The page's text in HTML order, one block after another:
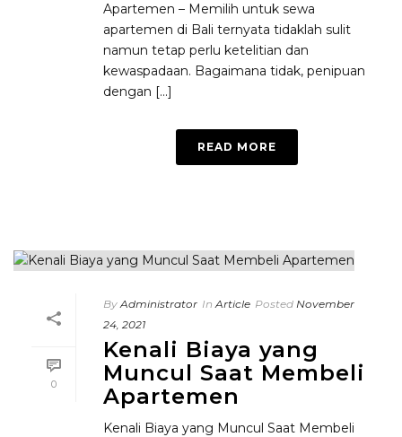
Apartemen – Memilih untuk sewa
apartemen di Bali ternyata tidaklah sulit
namun tetap perlu ketelitian dan
kewaspadaan. Bagaimana tidak, penipuan
dengan [...]
READ MORE
0
By Administrator In Article Posted November
24, 2021
Kenali Biaya yang
Muncul Saat Membeli
Apartemen
Kenali Biaya yang Muncul Saat Membeli